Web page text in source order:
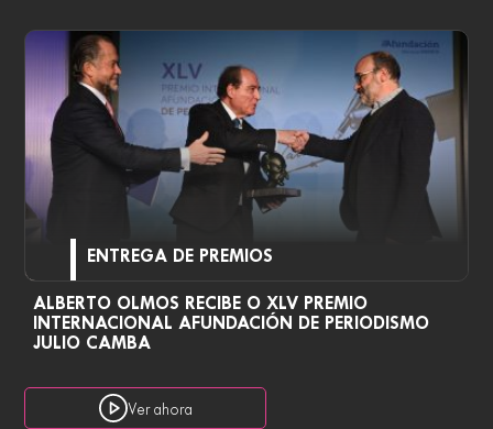
ENTREGA DE PREMIOS
ALBERTO OLMOS RECIBE O XLV PREMIO
INTERNACIONAL AFUNDACIÓN DE PERIODISMO
JULIO CAMBA
Ver ahora